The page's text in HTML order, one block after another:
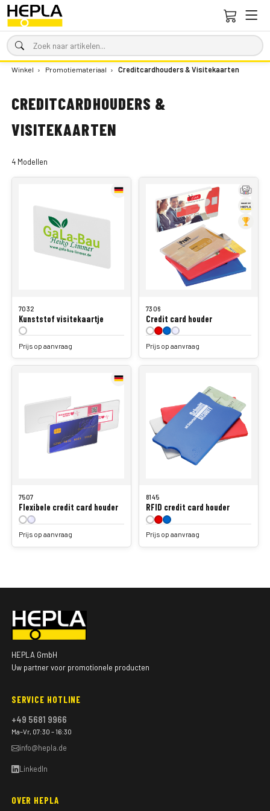
Winkel › Promotiemateriaal › Creditcardhouders & Visitekaarten
CREDITCARDHOUDERS &
VISITEKAARTEN
4 Modellen
7032
Kunststof visitekaartje
Prijs op aanvraag
7306
Credit card houder
Prijs op aanvraag
7507
Flexibele credit card houder
Prijs op aanvraag
8145
RFID credit card houder
Prijs op aanvraag
HEPLA GmbH
Uw partner voor promotionele producten
SERVICE HOTLINE
+49 5681 9966
Ma–Vr, 07:30 – 16:30
info@hepla.de
LinkedIn
OVER HEPLA